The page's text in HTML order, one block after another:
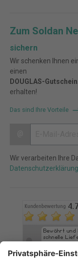
Zum Soldan
sichern
Wir schenken Ihnen
einen
DOUGLAS-Gutschein
erhalten!
Das sind Ihre Vorteile
Wir verarbeiten Ihre
Datenschutzerklärung